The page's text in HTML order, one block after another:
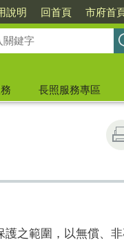
說明 回首頁 市府首
長照服務專區
之範圍，以無償、